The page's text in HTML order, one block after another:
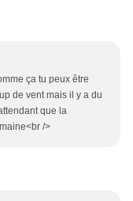
ça tu peux être
de vent mais il y a du
que la
/>